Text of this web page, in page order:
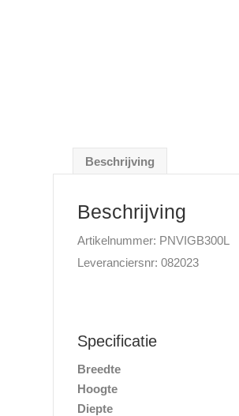
Beschrijving
Beschrijving
Artikelnummer: PNVIGB300L
Leveranciersnr: 082023
Specificatie
Breedte
Hoogte
Diepte